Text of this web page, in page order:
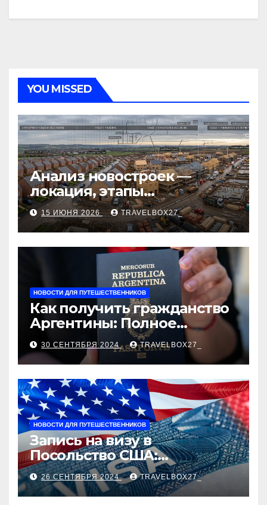
YOU MISSED
Анализ новостроек —
локация, этапы
строительства, проверка
застройщика, сценарии
оформления сделки и
рыночные ориентиры
15 ИЮНЯ 2026 TRAVELBOX27_
НОВОСТИ ДЛЯ ПУТЕШЕСТВЕННИКОВ
Как получить гражданство
Аргентины: Полное
руководство
30 СЕНТЯБРЯ 2024 TRAVELBOX27_
НОВОСТИ ДЛЯ ПУТЕШЕСТВЕННИКОВ
Запись на визу в
Посольство США:
Пошаговое руководство
26 СЕНТЯБРЯ 2024 TRAVELBOX27_